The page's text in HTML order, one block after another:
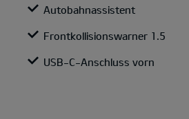
Autobahnassistent
Frontkollisionswarner 1.5
USB-C-Anschluss vorn